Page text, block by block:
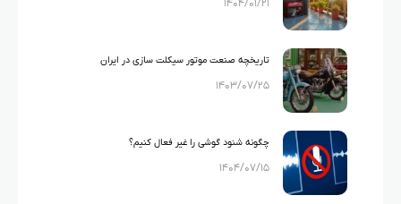
لوازم خانگی
۱۴۰۴/۰۱/۲۱
تاریخچه صنعت موتور سیکلت سازی در ایران
۱۴۰۳/۰۷/۲۵
چگونه شنود گوشی را غیر فعال کنیم؟
۱۴۰۴/۰۷/۱۵